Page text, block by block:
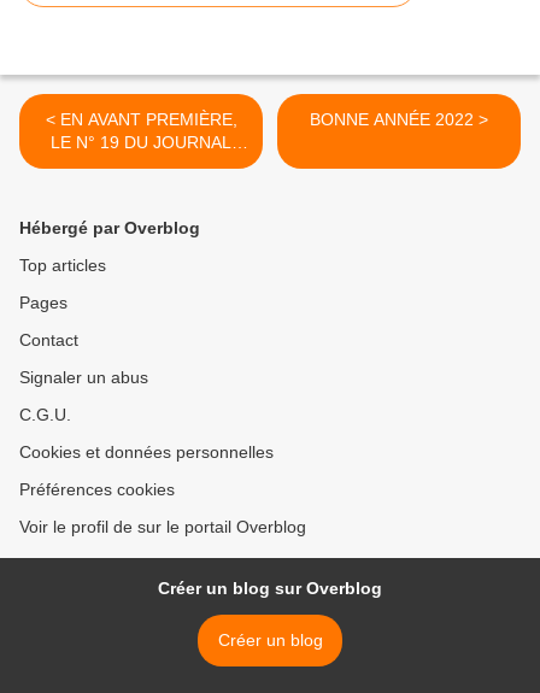
< EN AVANT PREMIÈRE,
LE N° 19 DU JOURNAL
L'ÉCHO DU CIQ LE
BONNE ANNÉE 2022 >
Hébergé par Overblog
Top articles
Pages
Contact
Signaler un abus
C.G.U.
Cookies et données personnelles
Préférences cookies
Voir le profil de sur le portail Overblog
Créer un blog sur Overblog
Créer un blog